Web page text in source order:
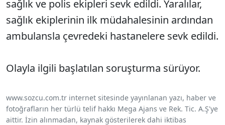
sağlık ve polis ekipleri sevk edildi. Yaralılar,
sağlık ekiplerinin ilk müdahalesinin ardından
ambulansla çevredeki hastanelere sevk edildi.
Olayla ilgili başlatılan soruşturma sürüyor.
www.sozcu.com.tr internet sitesinde yayınlanan yazı, haber ve
fotoğrafların her türlü telif hakkı Mega Ajans ve Rek. Tic. A.Ş'ye
aittir. İzin alınmadan, kaynak gösterilerek dahi iktibas